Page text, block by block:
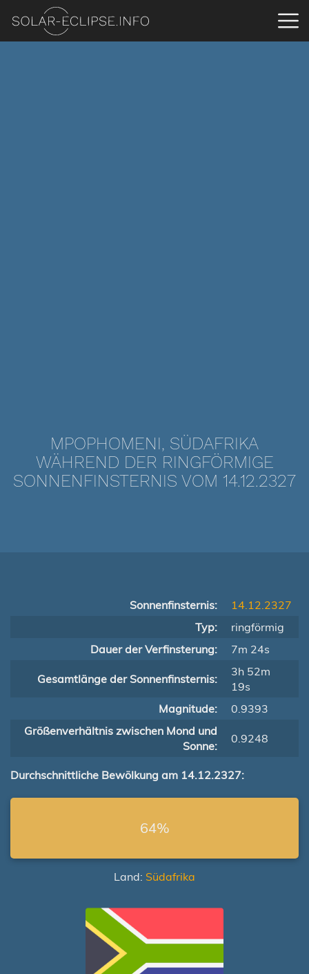
MPOPHOMENI, SÜDAFRIKA
WÄHREND DER RINGFÖRMIGE
SONNENFINSTERNIS VOM 14.12.2327
Sonnenfinsternis:
14.12.2327
Typ:
ringförmig
Dauer der Verfinsterung:
7m 24s
Gesamtlänge der Sonnenfinsternis:
3h 52m
19s
Magnitude:
0.9393
Größenverhältnis zwischen Mond und
Sonne:
0.9248
Durchschnittliche Bewölkung am 14.12.2327:
64%
Land: Südafrika